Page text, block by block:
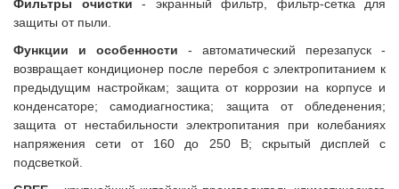
Фильтры очистки - экранный фильтр, фильтр-сетка для
защиты от пыли.
Функции и особенности - автоматический перезапуск -
возвращает кондиционер после перебоя с электропитанием к
предыдущим настройкам; защита от коррозии на корпусе и
конденсаторе; самодиагностика; защита от обледенения;
защита от нестабильности электропитания при колебаниях
напряжения сети от 160 до 250 В; скрытый дисплей с
подсветкой.